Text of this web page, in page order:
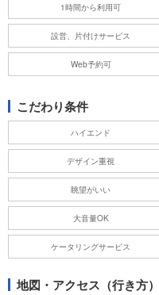
1時間から利用可
設営、片付けサービス
Web予約可
こだわり条件
ハイエンド
デザイン重視
眺望がいい
大音量OK
ケータリングサービス
地図・アクセス（行き方）